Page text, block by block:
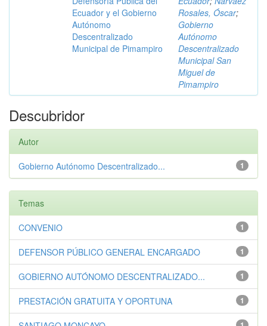
Ecuador y el Gobierno
Autónomo
Descentralizado
Municipal de Pimampiro
Rosales, Óscar;
Gobierno
Autónomo
Descentralizado
Municipal San
Miguel de
Pimampiro
Descubridor
Autor
1
Gobierno Autónomo Descentralizado...
Temas
1
CONVENIO
1
DEFENSOR PÚBLICO GENERAL ENCARGADO
1
GOBIERNO AUTÓNOMO DESCENTRALIZADO...
1
PRESTACIÓN GRATUITA Y OPORTUNA